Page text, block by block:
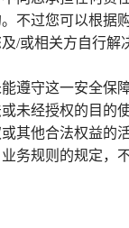
不过您可以根
/或相关方自行
守这一安全保
未经授权的目
其他合法权益的活
务规则的规定